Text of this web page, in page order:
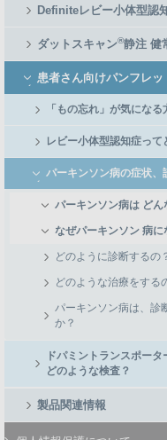
Definiteレビー小体型認
ダットスキャン®静注 健
患者さん向けパンフレッ
「もの忘れ」が気になる
レビー小体型認知症って
パーキンソン病の症状、
パーキンソン病は どん
なぜパーキンソン 病に
どのように診断するの
どのような治療をする
パーキンソン病は、診
か？
ドパミントランスポー
どのような検査？
製品関連情報